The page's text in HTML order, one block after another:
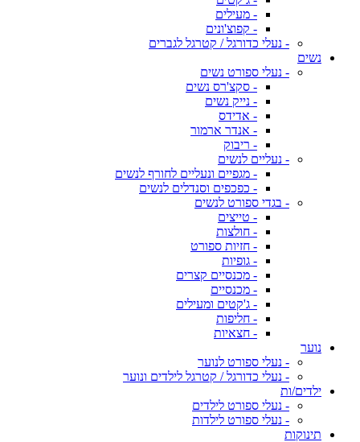
- מעילים
- קפוצ'ונים
- נעלי כדורגל / קטרגל לגברים
נשים
- נעלי ספורט נשים
- סקצ'רס נשים
- נייק נשים
- אדידס
- אנדר ארמור
- ריבוק
- נעליים לנשים
- מגפיים ונעליים לחורף לנשים
- כפכפים וסנדלים לנשים
- בגדי ספורט לנשים
- טייצים
- חולצות
- חזיות ספורט
- גופיות
- מכנסיים קצרים
- מכנסיים
- ג'קטים ומעילים
- חליפות
- חצאיות
נוער
- נעלי ספורט לנוער
- נעלי כדורגל / קטרגל לילדים ונוער
ילדים/ות
- נעלי ספורט לילדים
- נעלי ספורט לילדות
תינוקות